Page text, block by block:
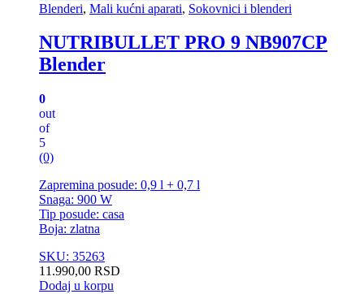
Blenderi, Mali kućni aparati, Sokovnici i blenderi
NUTRIBULLET PRO 9 NB907CP
Blender
0
out
of
5
(0)
Zapremina posude: 0,9 l + 0,7 l
Snaga: 900 W
Tip posude: casa
Boja: zlatna
SKU: 35263
11.990,00 RSD
Dodaj u korpu